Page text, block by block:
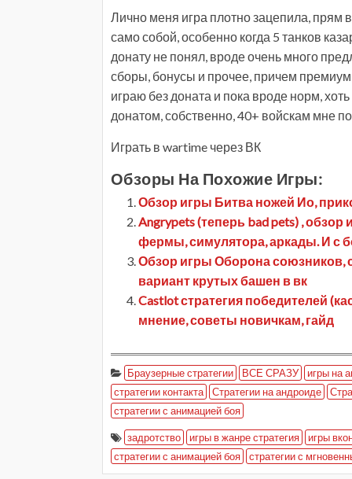
Лично меня игра плотно зацепила,
само собой, особенно когда 5 танков
донату не понял, вроде очень много
сборы, бонусы и прочее, причем
играю без доната и пока вроде норм,
донатом, собственно, 40+ войскам мне
Играть в wartime через ВК
Обзоры На Похожие Игры:
Обзор игры Битва ножей Ио,
Angrypets (теперь bad pets) ,
фермы, симулятора, аркады. И с
Обзор игры Оборона союзников,
вариант крутых башен в вк
Castlot стратегия победителей
мнение, советы новичкам, гайд
Браузерные стратегии ВСЕ СРАЗУ
игры на
стратегии контакта
Стратегии на андроиде
стратегии с анимацией боя
задротство игры в жанре стратегия
игры
стратегии с анимацией боя
стратегии с